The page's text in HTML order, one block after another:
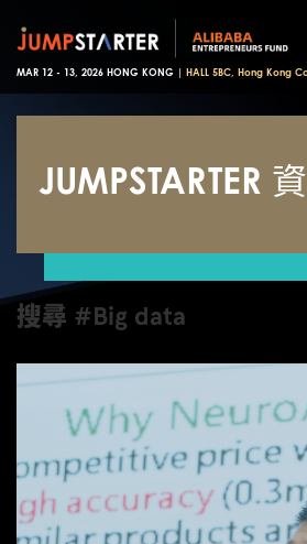
MAR 12 - 13, 2026 HONG KONG | HALL 5BC, Hong Kong
JUMPSTARTER
搜尋 #Big data